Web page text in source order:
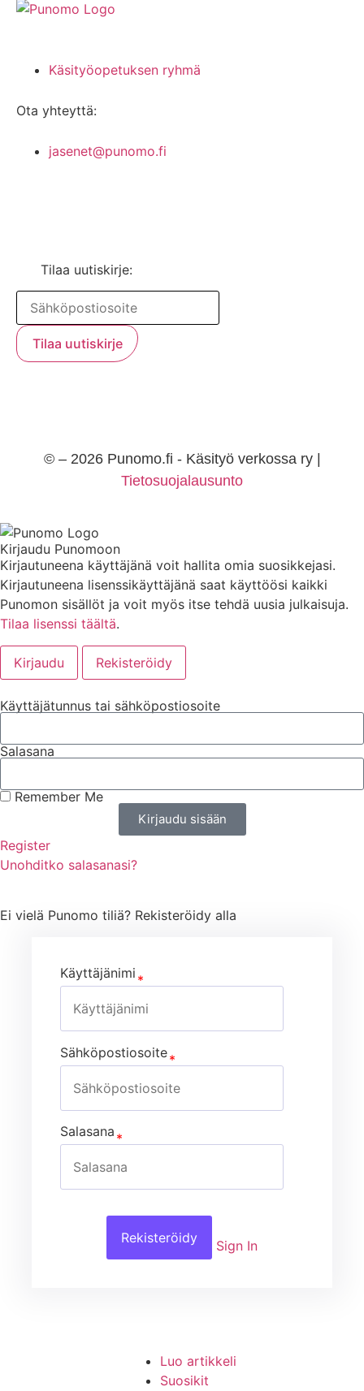
Käsityöopetuksen ryhmä
Ota yhteyttä:
jasenet@punomo.fi
Tilaa uutiskirje:
© – 2026 Punomo.fi - Käsityö verkossa ry |
Tietosuojalausunto
Kirjaudu Punomoon
Kirjautuneena käyttäjänä voit hallita omia suosikkejasi.
Kirjautuneena lisenssikäyttäjänä saat käyttöösi kaikki
Punomon sisällöt ja voit myös itse tehdä uusia julkaisuja.
Tilaa lisenssi täältä.
Kirjaudu Rekisteröidy
Käyttäjätunnus tai sähköpostiosoite
Salasana
Remember Me
Kirjaudu sisään
Register
Unohditko salasanasi?
Ei vielä Punomo tiliä? Rekisteröidy alla
Käyttäjänimi
Sähköpostiosoite
Salasana
Rekisteröidy Sign In
Luo artikkeli
Suosikit